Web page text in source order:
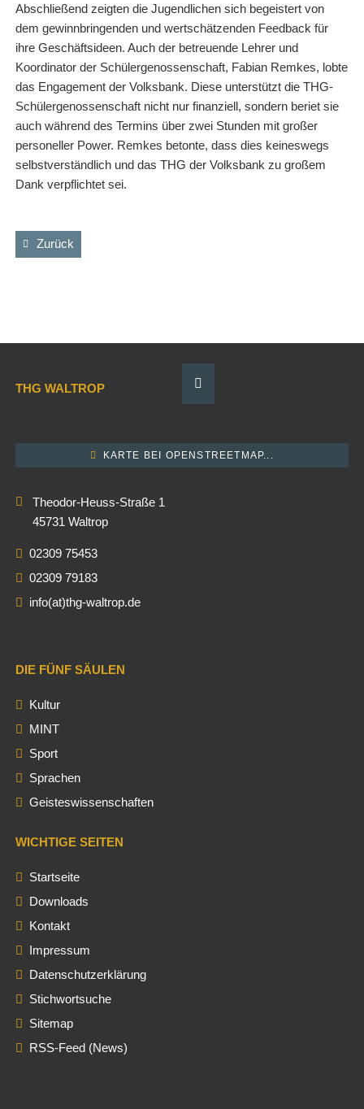
Abschließend zeigten die Jugendlichen sich begeistert von
dem gewinnbringenden und wertschätzenden Feedback für
ihre Geschäftsideen. Auch der betreuende Lehrer und
Koordinator der Schülergenossenschaft, Fabian Remkes, lobte
das Engagement der Volksbank. Diese unterstützt die THG-
Schülergenossenschaft nicht nur finanziell, sondern beriet sie
auch während des Termins über zwei Stunden mit großer
personeller Power. Remkes betonte, dass dies keineswegs
selbstverständlich und das THG der Volksbank zu großem
Dank verpflichtet sei.
Zurück
THG WALTROP
KARTE BEI OPENSTREETMAP...
Theodor-Heuss-Straße 1
45731 Waltrop
02309 75453
02309 79183
info(at)thg-waltrop.de
DIE FÜNF SÄULEN
Kultur
MINT
Sport
Sprachen
Geisteswissenschaften
WICHTIGE SEITEN
Startseite
Downloads
Kontakt
Impressum
Datenschutzerklärung
Stichwortsuche
Sitemap
RSS-Feed (News)